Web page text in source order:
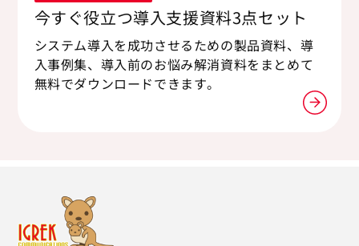
今すぐ役立つ導入支援資料3点セット
システム導入を成功させるための製品資料、導
入事例集、導入前のお悩み解消資料をまとめて
無料でダウンロードできます。